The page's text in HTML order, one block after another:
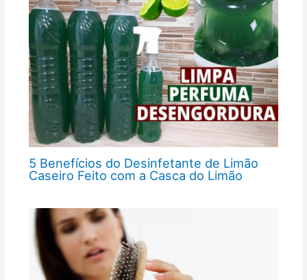
5 Benefícios do Desinfetante de Limão
Caseiro Feito com a Casca do Limão